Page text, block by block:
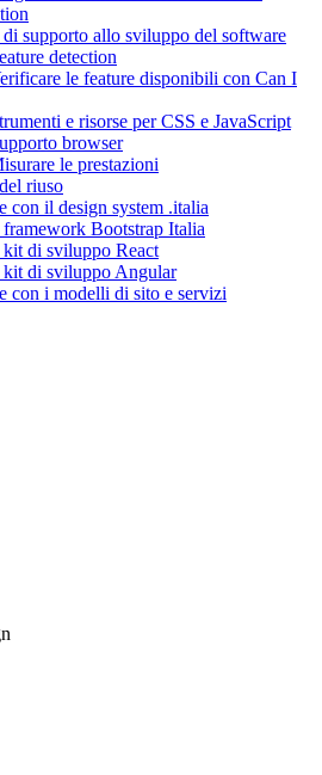
supporto allo sviluppo del software
detection
le feature disponibili con Can I
e risorse per CSS e JavaScript
browser
le prestazioni
riuso
con il design system .italia
Bootstrap Italia
di sviluppo React
di sviluppo Angular
con i modelli di sito e servizi